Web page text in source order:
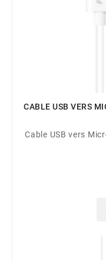
CABLE USB VERS
Cable USB vers